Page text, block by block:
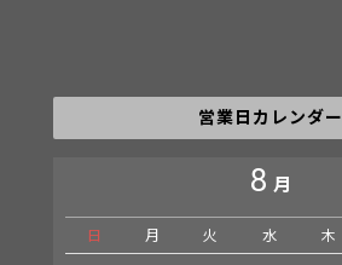
営業日カレンダー
8 月
日 月 火 水 木